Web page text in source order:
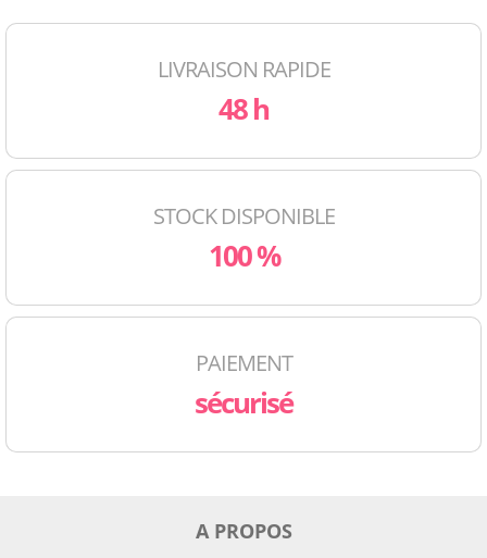
LIVRAISON RAPIDE
48 h
STOCK DISPONIBLE
100 %
PAIEMENT
sécurisé
A PROPOS